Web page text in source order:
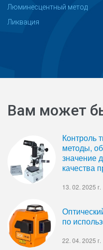
Люминесцентный метод
Ликвация
Вам может
Контроль
методы,
значение
качества
13. 02. 2025 г.
по
22. 04. 2025 г.